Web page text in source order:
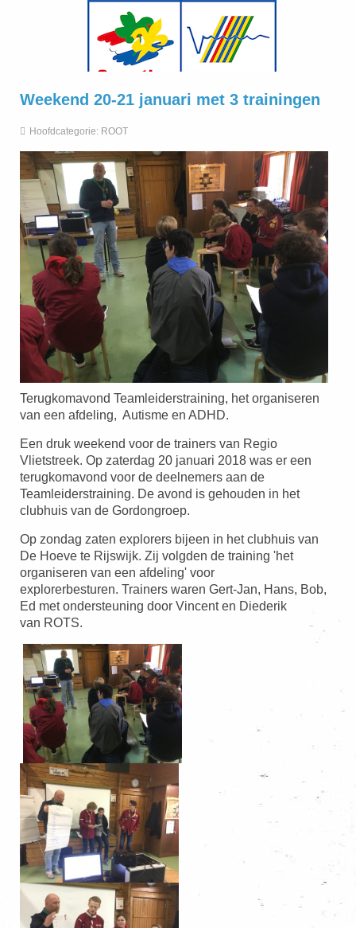
Weekend 20-21 januari met 3 trainingen
Hoofdcategorie: ROOT
Terugkomavond Teamleiderstraining, het organiseren
van een afdeling, Autisme en ADHD.
Een druk weekend voor de trainers van Regio
Vlietstreek. Op zaterdag 20 januari 2018 was er een
terugkomavond voor de deelnemers aan de
Teamleiderstraining. De avond is gehouden in het
clubhuis van de Gordongroep.
Op zondag zaten explorers bijeen in het clubhuis van
De Hoeve te Rijswijk. Zij volgden de training 'het
organiseren van een afdeling' voor
explorerbesturen. Trainers waren Gert-Jan, Hans, Bob,
Ed met ondersteuning door Vincent en Diederik
van ROTS.